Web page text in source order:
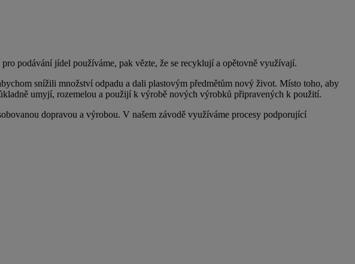
podávání jídel používáme, pak vězte, že se recyklují a opětovně využívají.
snížili množství odpadu a dali plastovým předmětům nový život. Místo toho, aby
umyjí, rozemelou a použijí k výrobě nových výrobků připravených k použití.
dopravou a výrobou. V našem závodě využíváme procesy podporující